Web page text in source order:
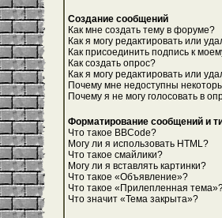
Создание сообщений
Как мне создать тему в форуме?
Как я могу редактировать или
Как присоединить подпись к
Как создать опрос?
Как я могу редактировать или
Почему мне недоступны
Почему я не могу голосовать в
Форматирование сообщений и
Что такое BBCode?
Могу ли я использовать HTML?
Что такое смайлики?
Могу ли я вставлять картинки?
Что такое «Объявление»?
Что такое «Прилепленная
Что значит «Тема закрыта»?